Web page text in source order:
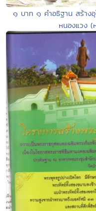
๑ บาท ๑ คำอธิฐาน สร้างอุ
หนองแวง (